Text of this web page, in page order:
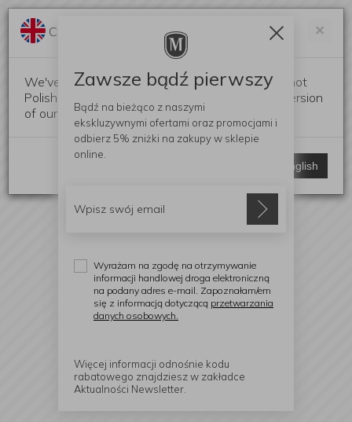
×
Change language?
We've detected that your browser language is not
Polish. Would you like to switch to the English version
of our website?
Switch to English
Zawsze bądź pierwszy
Bądź na bieżąco z naszymi
ekskluzywnymi ofertami oraz promocjami i
odbierz 5% zniżki na zakupy w sklepie
online.
Wyrażam na zgodę na otrzymywanie
informacji handlowej droga elektroniczną
na podany adres e-mail. Zapoznałam/em
się z informacją dotyczącą przetwarzania
danych osobowych.
Więcej informacji odnośnie kodu
rabatowego znajdziesz w zakładce
Aktualności Newsletter.